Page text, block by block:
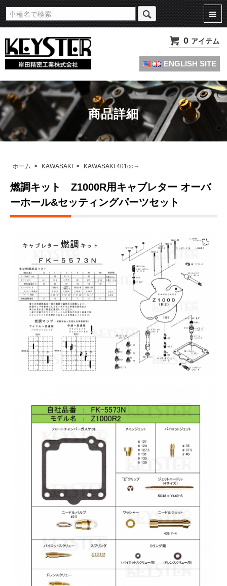
旧車・名車・絶版車キャブレターのオーバーホールやセッティングパーツは
KEYSTERの燃調キット
0 アイテム
ENGLISH SITE
商品詳細
ホーム > KAWASAKI > KAWASAKI 401cc～
燃調キット Z1000R用キャブレター オーバ
ーホール&セッティングパーツセット